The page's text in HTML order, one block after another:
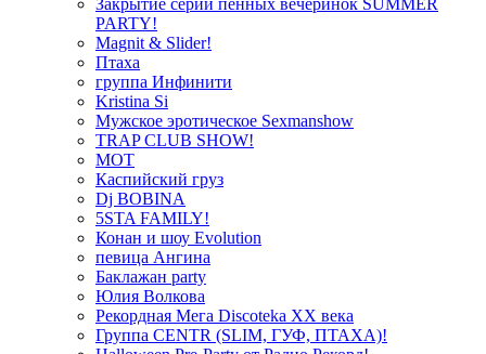
Закрытие серии пенных вечеринок SUMMER
PARTY!
Magnit & Slider!
Птаха
группа Инфинити
Kristina Si
Мужское эротическое Sexmanshow
TRAP CLUB SHOW!
МОТ
Каспийский груз
Dj BOBINA
5STA FAMILY!
Конан и шоу Evolution
певица Ангина
Баклажан party
Юлия Волкова
Рекордная Мега Discoteka XX века
Группа CENTR (SLIM, ГУФ, ПТАХА)!